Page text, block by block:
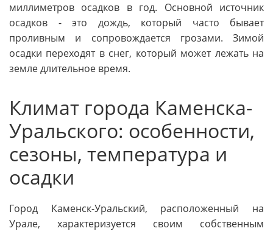
миллиметров осадков в год. Основной источник
осадков - это дождь, который часто бывает
проливным и сопровождается грозами. Зимой
осадки переходят в снег, который может лежать на
земле длительное время.
Климат города Каменска-
Уральского: особенности,
сезоны, температура и
осадки
Город Каменск-Уральский, расположенный на
Урале, характеризуется своим собственным